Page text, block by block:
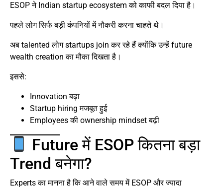
ESOP ने Indian startup ecosystem को काफी बदल दिया है।
पहले लोग सिर्फ बड़ी कंपनियों में नौकरी करना चाहते थे।
अब talented लोग startups join कर रहे हैं क्योंकि उन्हें future
wealth creation का मौका दिखता है।
इससे:
Innovation बढ़ा
Startup hiring मजबूत हुई
Employees की ownership mindset बढ़ी
Future में ESOP कितना बड़ा
Trend बनेगा?
Experts का मानना है कि आने वाले समय में ESOP और ज्यादा